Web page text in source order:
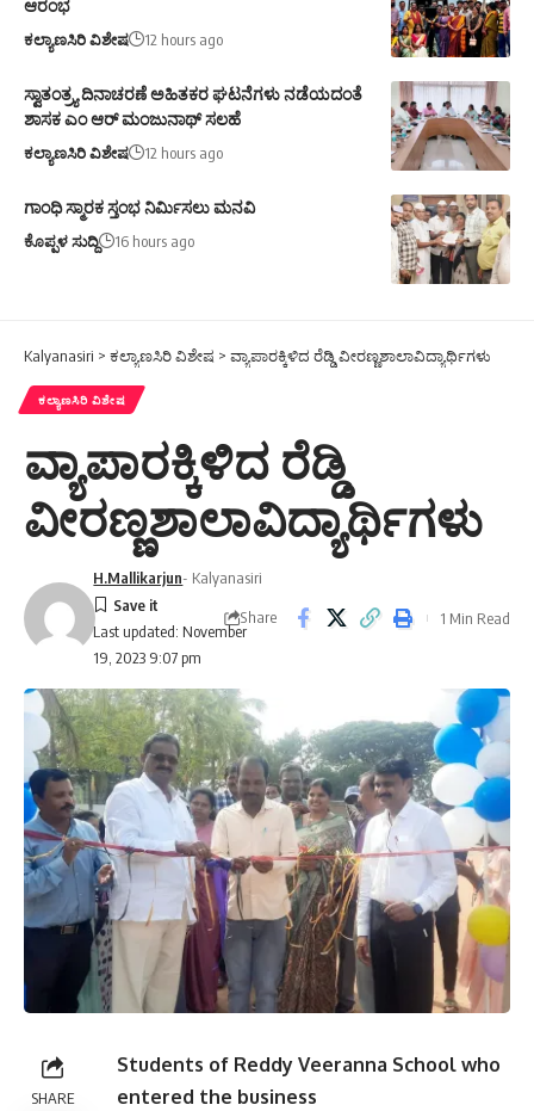
ಆರಂಭ
ಕಲ್ಯಾಣಸಿರಿ ವಿಶೇಷ 12 hours ago
ಸ್ವಾತಂತ್ರ್ಯ ದಿನಾಚರಣೆ ಅಹಿತಕರ ಘಟನೆಗಳು ನಡೆಯದಂತೆ
ಶಾಸಕ ಎಂ ಆರ್ ಮಂಜುನಾಥ್ ಸಲಹೆ
ಕಲ್ಯಾಣಸಿರಿ ವಿಶೇಷ 12 hours ago
ಗಾಂಧಿ ಸ್ಮಾರಕ ಸ್ತಂಭ ನಿರ್ಮಿಸಲು ಮನವಿ
ಕೊಪ್ಪಳ ಸುದ್ದಿ 16 hours ago
Kalyanasiri > ಕಲ್ಯಾಣಸಿರಿ ವಿಶೇಷ > ವ್ಯಾಪಾರಕ್ಕಿಳಿದ ರೆಡ್ಡಿ ವೀರಣ್ಣಶಾಲಾವಿದ್ಯಾರ್ಥಿಗಳು
ಕಲ್ಯಾಣಸಿರಿ ವಿಶೇಷ
ವ್ಯಾಪಾರಕ್ಕಿಳಿದ ರೆಡ್ಡಿ
ವೀರಣ್ಣಶಾಲಾವಿದ್ಯಾರ್ಥಿಗಳು
Last updated: November
19, 2023 9:07 pm
H.Mallikarjun- Kalyanasiri
Share 1 Min Read
SHARE
Students of Reddy Veeranna School who
entered the business